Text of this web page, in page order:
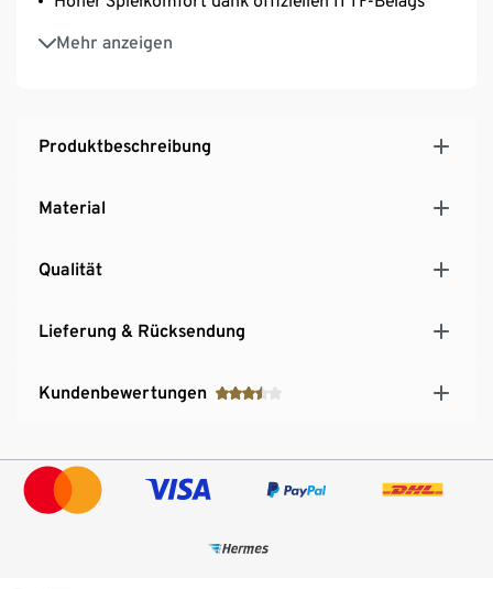
Mehr anzeigen
Komfortabel durch ergonomischen Griff
Schläger-Stärke: 6,5 mm
Produktbeschreibung
Material
Qualität
Lieferung & Rücksendung
Kundenbewertungen